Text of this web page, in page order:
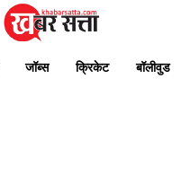
जॉब्स क्रिकेट बॉलीवुड